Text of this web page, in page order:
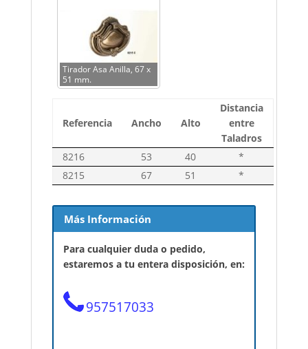
Tirador Asa Anilla, 67 x
51 mm.
Referencia Ancho Alto
Distancia
entre
Taladros
8216
53 40
*
8215
67 51 *
Más Información
Para cualquier duda o pedido,
estaremos a tu entera disposición, en:
957517033